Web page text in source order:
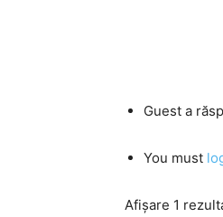
Guest a
You must
Afișare 1